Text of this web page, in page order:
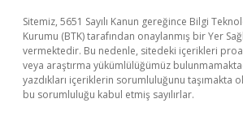
Sitemiz, 5651 Sayılı Kanun gereğince Bilgi
Kurumu (BTK) tarafından onaylanmış bir Yer
vermektedir. Bu nedenle, sitedeki içerikleri
veya araştırma yükümlülüğümüz
yazdıkları içeriklerin sorumluluğunu taşımakta
bu sorumluluğu kabul etmiş sayılırlar.